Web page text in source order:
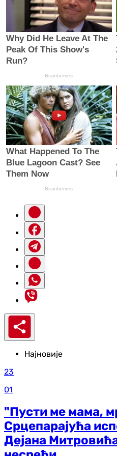
Најновије
23
01
"Пусти ме мама,
Срцепарајућа
Дејана